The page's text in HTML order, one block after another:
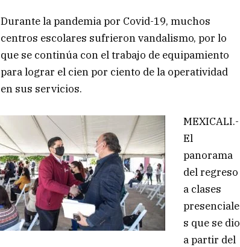
Durante la pandemia por Covid-19, muchos
centros escolares sufrieron vandalismo, por lo
que se continúa con el trabajo de equipamiento
para lograr el cien por ciento de la operatividad
en sus servicios.
MEXICALI.-
El
panorama
del regreso
a clases
presenciale
s que se dio
a partir del